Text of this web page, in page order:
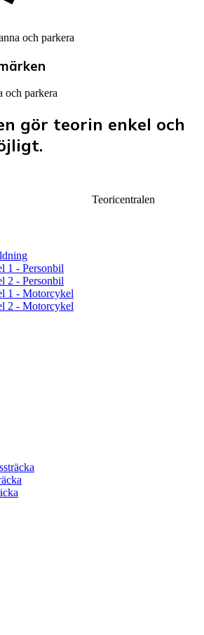
och parkera
gör teorin enkel och
Teoricentralen
1 - Personbil
2 - Personbil
1 - Motorcykel
2 - Motorcykel